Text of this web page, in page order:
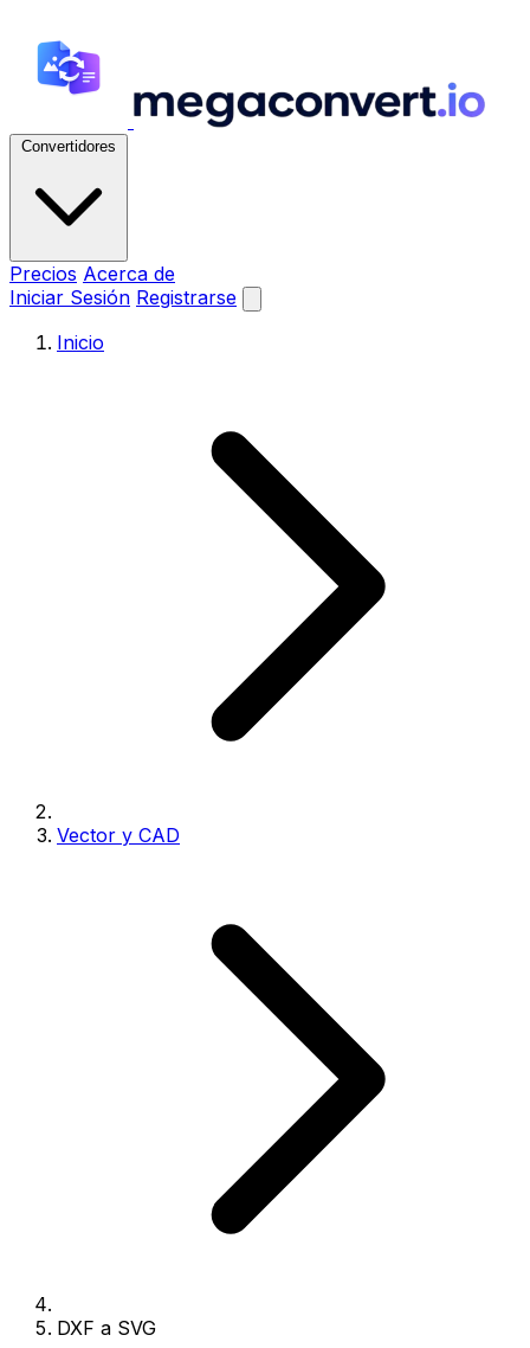
Convertidores
Precios Acerca de
Iniciar Sesión Registrarse
Inicio
Vector y CAD
DXF a SVG